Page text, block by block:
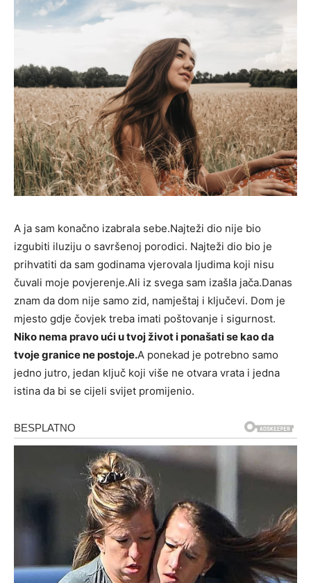
A ja sam konačno izabrala sebe.Najteži dio nije bio
izgubiti iluziju o savršenoj porodici. Najteži dio bio je
prihvatiti da sam godinama vjerovala ljudima koji nisu
čuvali moje povjerenje.Ali iz svega sam izašla jača.Danas
znam da dom nije samo zid, namještaj i ključevi. Dom je
mjesto gdje čovjek treba imati poštovanje i sigurnost.
Niko nema pravo ući u tvoj život i ponašati se kao da
tvoje granice ne postoje.A ponekad je potrebno samo
jedno jutro, jedan ključ koji više ne otvara vrata i jedna
istina da bi se cijeli svijet promijenio.